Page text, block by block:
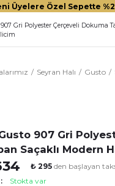
Üyelere Özel Sepette
Seyran Halı Gusto
907 Gri
Saçaklı Modern
₺ 295 den başlayan
Stokta var